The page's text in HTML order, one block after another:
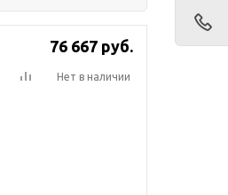
76 667 руб.
Нет в наличии